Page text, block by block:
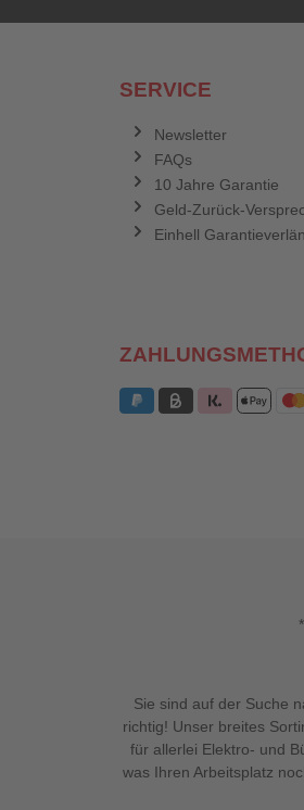
SERVICE
Newsletter
FAQs
10 Jahre Garantie
Geld-Zurück-
Einhell
Sie sind auf der Suche
richtig! Unser breites
für allerlei Elektro- und
was Ihren Arbeitsplatz